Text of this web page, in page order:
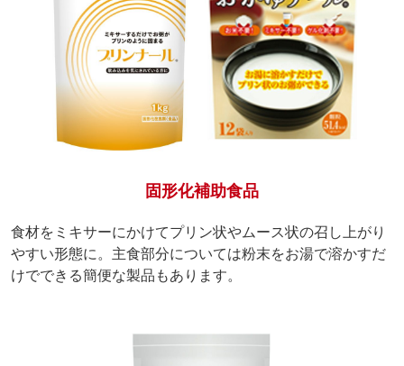
固形化補助食品
食材をミキサーにかけてプリン状やムース状の召し上がり
やすい形態に。主食部分については粉末をお湯で溶かすだ
けでできる簡便な製品もあります。